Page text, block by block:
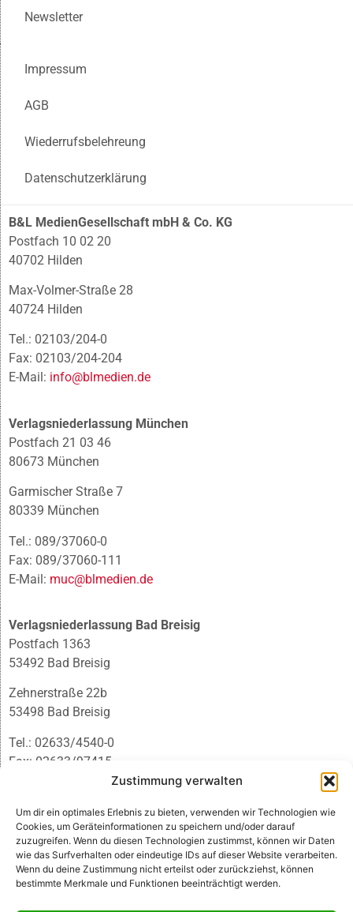
Zustimmung verwalten
Um dir ein optimales Erlebnis zu bieten, verwenden wir Technologien wie
Cookies, um Geräteinformationen zu speichern und/oder darauf
zuzugreifen. Wenn du diesen Technologien zustimmst, können wir Daten
wie das Surfverhalten oder eindeutige IDs auf dieser Website verarbeiten.
Wenn du deine Zustimmung nicht erteilst oder zurückziehst, können
bestimmte Merkmale und Funktionen beeinträchtigt werden.
Newsletter
Impressum
AGB
Wiederrufsbelehreung
Datenschutzerklärung
B&L MedienGesellschaft mbH & Co. KG
Postfach 10 02 20
40702 Hilden
Max-Volmer-Straße 28
40724 Hilden
Tel.: 02103/204-0
Fax: 02103/204-204
E-Mail: info@blmedien.de
Verlagsniederlassung München
Postfach 21 03 46
80673 München
Garmischer Straße 7
80339 München
Tel.: 089/37060-0
Fax: 089/37060-111
E-Mail: muc@blmedien.de
Verlagsniederlassung Bad Breisig
Postfach 1363
53492 Bad Breisig
Zehnerstraße 22b
53498 Bad Breisig
Tel.: 02633/4540-0
Fax: 02633/97415
infobb@blmedien.de